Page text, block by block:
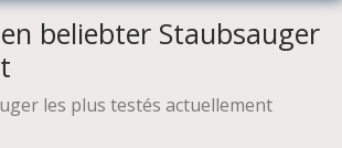
beliebter Staubsauger
les plus testés actuellement